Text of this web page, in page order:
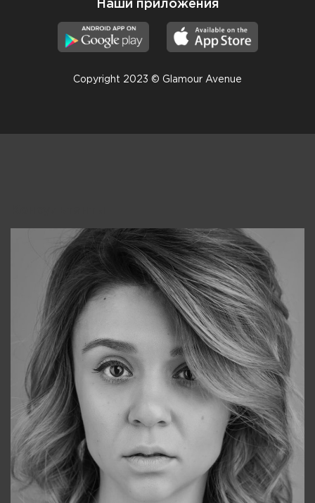
Наши приложения
Copyright 2023 © Glamour Avenue